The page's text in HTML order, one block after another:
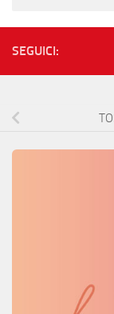
SEGUICI: